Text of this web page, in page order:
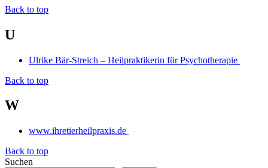
Back to top
U
Ulrike Bär-Streich – Heilpraktikerin für Psychotherapie
Back to top
W
www.ihretierheilpraxis.de
Back to top
Suchen